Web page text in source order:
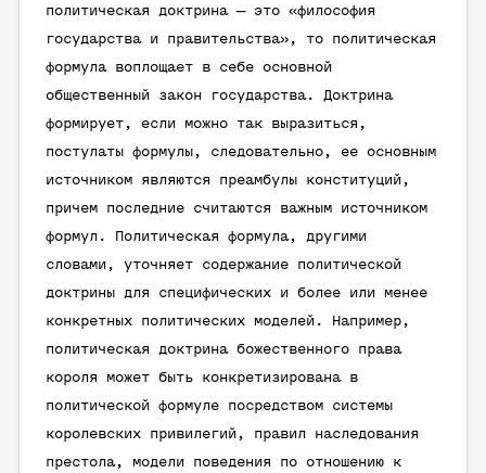
политическая доктрина — это «философия
государства и правительства», то политическая
формула воплощает в себе основной
общественный закон государства. Доктрина
формирует, если можно так выразиться,
постулаты формулы, следовательно, ее основным
источником являются преамбулы конституций,
причем последние считаются важным источником
формул. Политическая формула, другими
словами, уточняет содержание политической
доктрины для специфических и более или менее
конкретных политических моделей. Например,
политическая доктрина божественного права
короля может быть конкретизирована в
политической формуле посредством системы
королевских привилегий, правил наследования
престола, модели поведения по отношению к